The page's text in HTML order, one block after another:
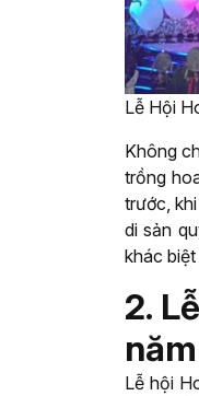
Lễ Hội
Không
trồng
trước,
di sản
khác
2.
năm
Lễ hội